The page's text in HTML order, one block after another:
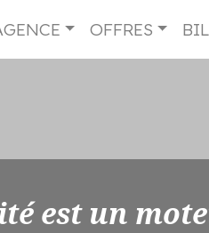
OFFRES
est un